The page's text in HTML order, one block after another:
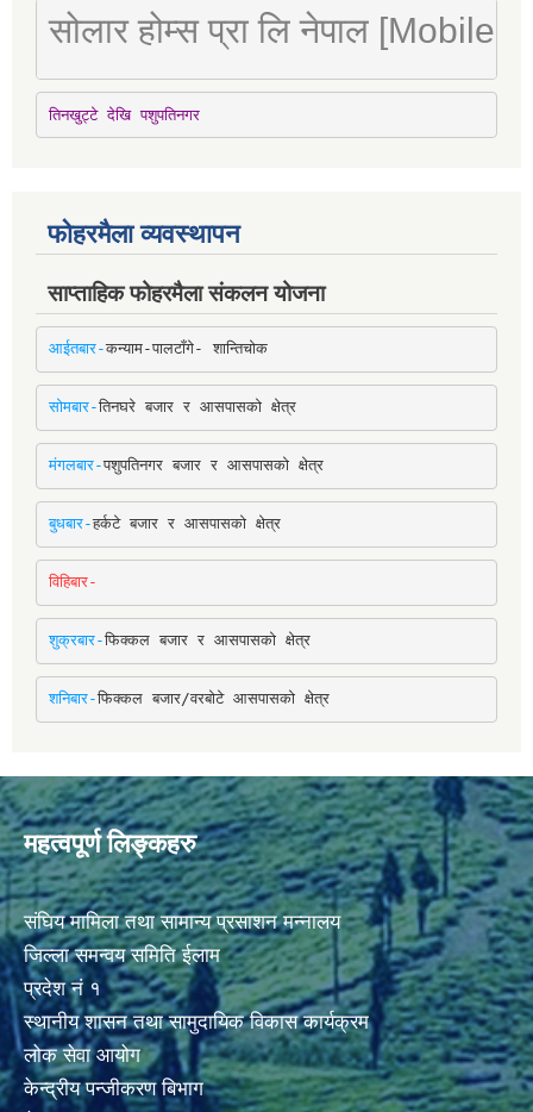
सोलार होम्स प्रा लि नेपाल [Mobile
तिनखुट्टे देखि पशुपतिनगर
फोहरमैला व्यवस्थापन
साप्ताहिक फोहरमैला संकलन योजना
आईतबार-कन्याम-पालटाँगे- शान्तिचोक
सोमबार-तिनघरे बजार र आसपासको क्षेत्र
मंगलबार-पशुपतिनगर बजार र आसपासको क्षेत्र
बुधबार-हर्कटे बजार र आसपासको क्षेत्र
विहिबार-
शुक्रबार-फिक्कल बजार र आसपासको क्षेत्र
शनिबार-फिक्कल बजार/वरबोटे आसपासको क्षेत्र
महत्वपूर्ण लिङ्कहरु
संघिय मामिला तथा सामान्य प्रसाशन मन्नालय
जिल्ला समन्वय समिति ईलाम
प्रदेश नं १
स्थानीय शासन तथा सामुदायिक विकास कार्यक्रम
लोक सेवा आयोग
केन्द्रीय पन्जीकरण बिभाग